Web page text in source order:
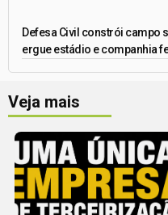
Defesa Civil constrói campo
ergue estádio e companhia
Veja mais